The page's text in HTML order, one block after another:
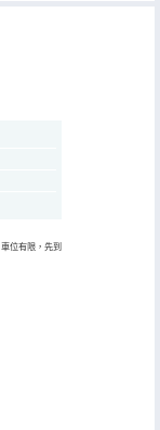
車位有限，先到